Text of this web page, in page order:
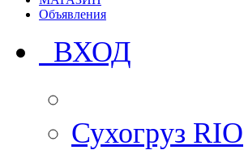
Объявления
ВХОД
Сухогруз RIO